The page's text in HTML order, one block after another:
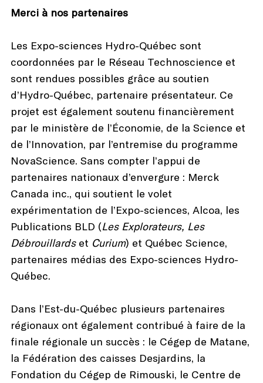
Merci à nos partenaires
Les Expo-sciences Hydro-Québec sont
coordonnées par le Réseau Technoscience et
sont rendues possibles grâce au soutien
d’Hydro-Québec, partenaire présentateur. Ce
projet est également soutenu financièrement
par le ministère de l’Économie, de la Science et
de l’Innovation, par l’entremise du programme
NovaScience. Sans compter l’appui de
partenaires nationaux d’envergure : Merck
Canada inc., qui soutient le volet
expérimentation de l’Expo-sciences, Alcoa, les
Publications BLD (Les Explorateurs, Les
Débrouillardset Curium) et Québec Science,
partenaires médias des Expo-sciences Hydro-
Québec.
Dans l’Est-du-Québec plusieurs partenaires
régionaux ont également contribué à faire de la
finale régionale un succès : le Cégep de Matane,
la Fédération des caisses Desjardins, la
Fondation du Cégep de Rimouski, le Centre de